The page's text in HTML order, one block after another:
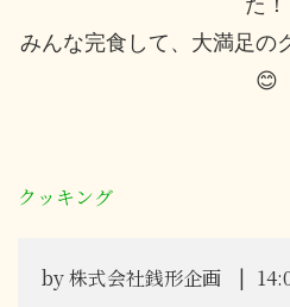
た！
みんな完食して、大満足の
😊
クッキング
by株式会社銭形企画